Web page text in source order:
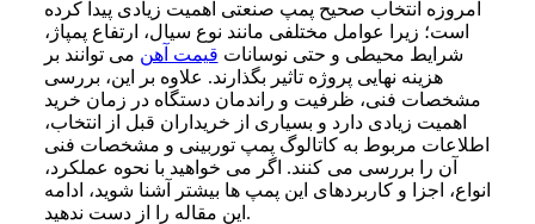
امروزه انتخاب صحیح پمپ صنعتی اهمیت زیادی پیدا کرده
است؛ زیرا عوامل مختلفی مانند نوع سیال، ارتفاع پمپاژ،
شرایط محیطی و حتی نوسانات قیمت آهن می توانند بر
هزینه نهایی پروژه تاثیر بگذارند. علاوه بر این، بررسی
مشخصات فنی، ظرفیت و راندمان دستگاه در زمان خرید
اهمیت زیادی دارد و بسیاری از خریداران قبل از انتخاب،
اطلاعات مربوط به کاتالوگ پمپ توربینی و مشخصات فنی
آن را بررسی می کنند. اگر می خواهید با نحوه عملکرد،
انواع، اجزا و کاربردهای این پمپ ها بیشتر آشنا شوید، ادامه
این مقاله را از دست ندهید.